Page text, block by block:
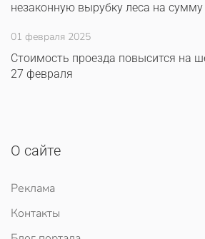
незаконную вырубку леса на
01 февраля 2025
Стоимость проезда повысится на
27 февраля
О сайте
Реклама
Контакты